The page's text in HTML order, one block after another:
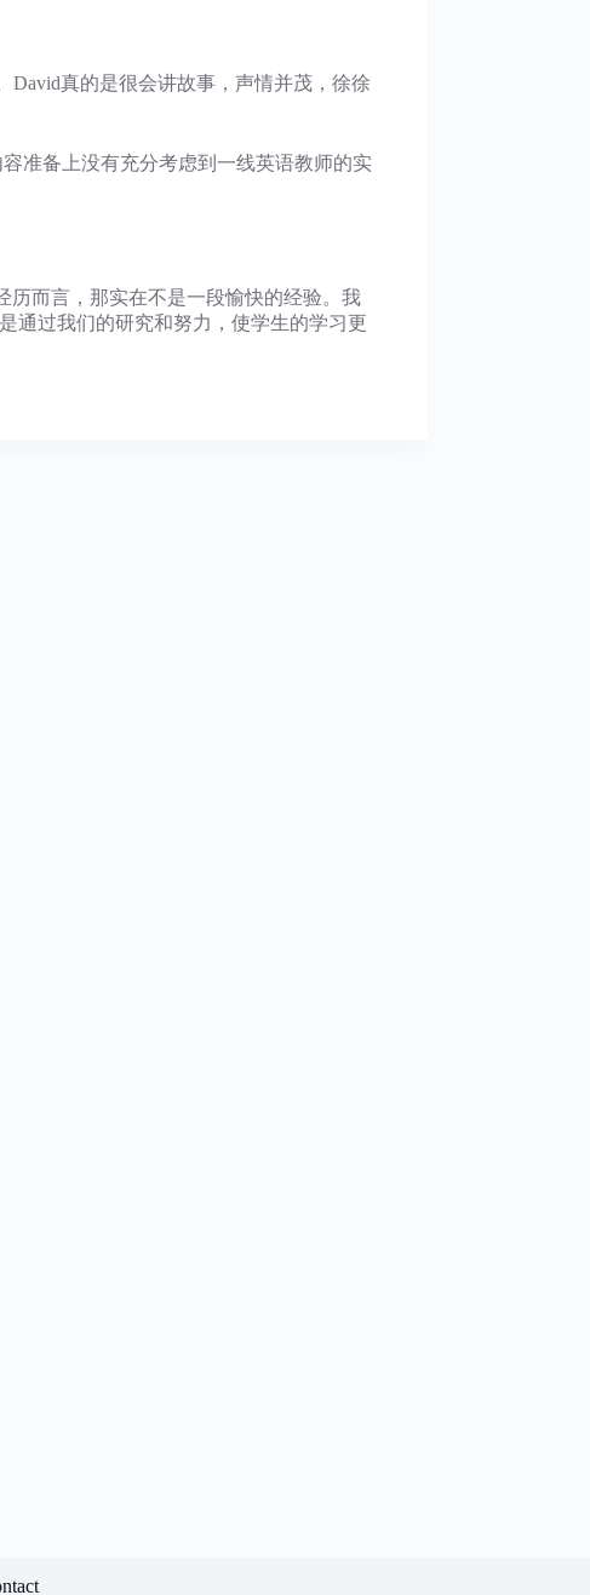
真的是很会讲故事，声情并茂，徐徐
准备上没有充分考虑到一线英语教师的实
而言，那实在不是一段愉快的经验。我
通过我们的研究和努力，使学生的学习更